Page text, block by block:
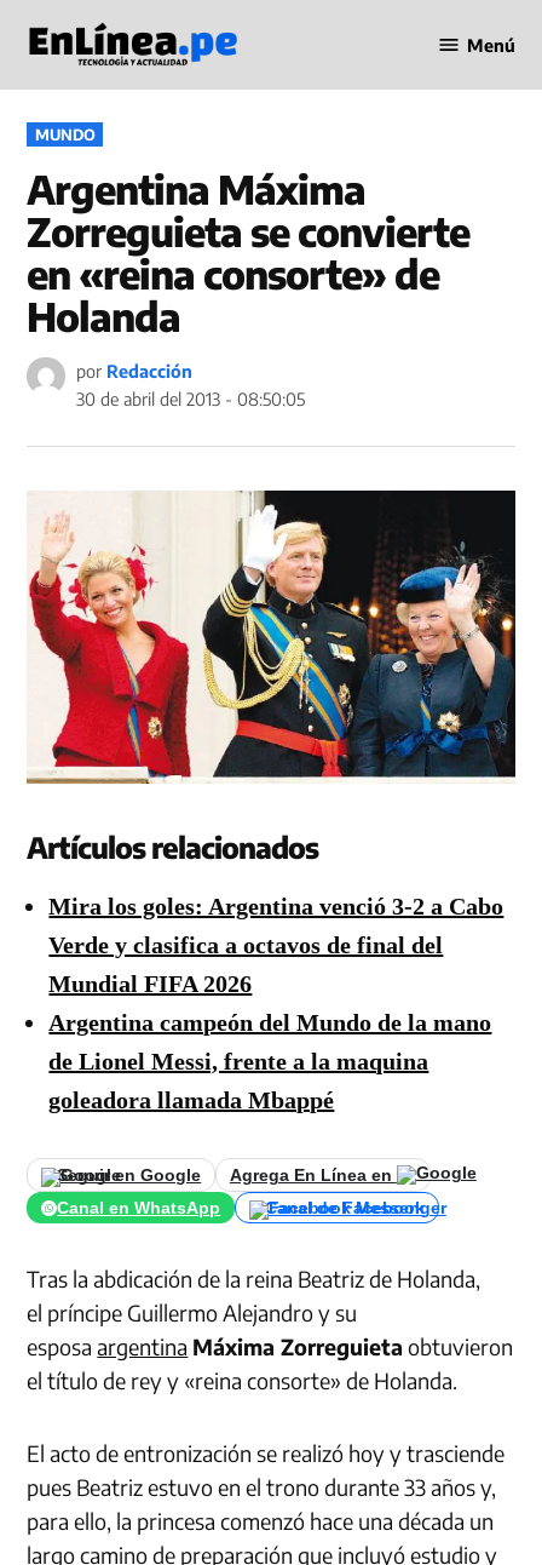
contenido
en Línea
Menú
PUBLICADO
EN
MUNDO
Argentina Máxima
Zorreguieta se convierte
en «reina consorte» de
Holanda
por Redacción
30 de abril del 2013 - 08:50:05
Artículos relacionados
Mira los goles: Argentina venció 3-2 a Cabo
Verde y clasifica a octavos de final del
Mundial FIFA 2026
Argentina campeón del Mundo de la mano
de Lionel Messi, frente a la maquina
goleadora llamada Mbappé
Seguir en Google
Agrega En Línea en
Canal en WhatsApp
Canal de Facebook
Tras la abdicación de la reina Beatriz de Holanda,
el príncipe Guillermo Alejandro y su
esposaargentina Máxima Zorreguieta obtuvieron
el título de rey y «reina consorte» de Holanda.
El acto de entronización se realizó hoy y trasciende
pues Beatriz estuvo en el trono durante 33 años y,
para ello, la princesa comenzó hace una década un
largo camino de preparación que incluyó estudio y